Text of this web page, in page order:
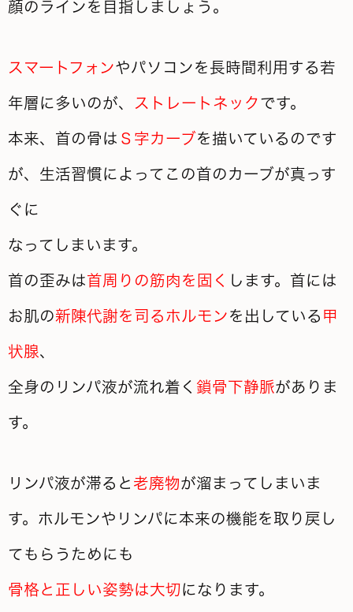
顔のラインを目指しましょう。
スマートフォンやパソコンを長時間利用する若
年層に多いのが、 ストレートネック です。
本来、首の骨は Ｓ字カーブを描いているのです
が、生活習慣によってこの首のカーブが真っす
ぐに
なってしまいます。
首の歪みは首周りの筋肉を固く します。首には
お肌の新陳代謝を司るホルモン を出している 甲
状腺、
全身のリンパ液が流れ着く 鎖骨下静脈がありま
す。
リンパ液が滞ると 老廃物が溜まってしまいま
す。ホルモンやリンパに本来の機能を取り戻し
てもらうためにも
骨格と正しい姿勢は大切になります。